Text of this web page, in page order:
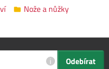
rukojeti
Nože a nůžky
i Odebírat